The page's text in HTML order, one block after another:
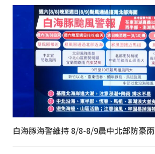
白海豚海警維持 8/8-8/9晨中北部防豪雨